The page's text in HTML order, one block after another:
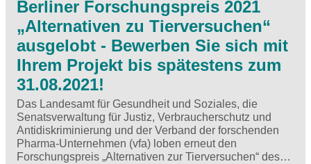
Berliner Forschungspreis 2021
„Alternativen zu Tierversuchen“
ausgelobt - Bewerben Sie sich mit
Ihrem Projekt bis spätestens zum
31.08.2021!
Das Landesamt für Gesundheit und Soziales, die
Senatsverwaltung für Justiz, Verbraucherschutz und
Antidiskriminierung und der Verband der forschenden
Pharma-Unternehmen (vfa) loben erneut den
Forschungspreis „Alternativen zur Tierversuchen“ des…